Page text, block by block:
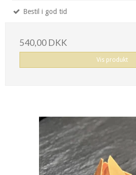
Bestil i god tid
540,00 DKK
Vis produkt